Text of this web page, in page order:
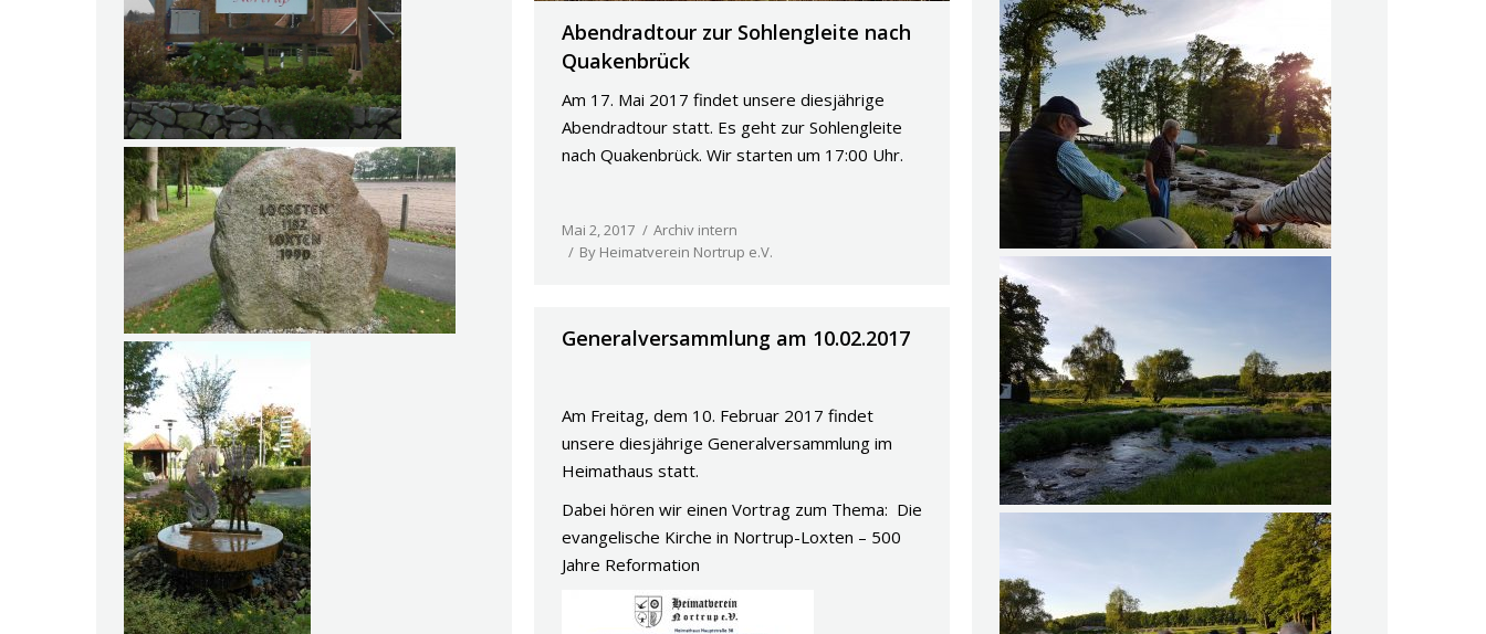
Abendradtour zur Sohlengleite nach
Quakenbrück
Am 17. Mai 2017 findet unsere diesjährige
Abendradtour statt. Es geht zur Sohlengleite
nach Quakenbrück. Wir starten um 17:00 Uhr.
Mai 2, 2017
Archiv intern
By Heimatverein Nortrup e.V.
Generalversammlung am 10.02.2017
Am Freitag, dem 10. Februar 2017 findet
unsere diesjährige Generalversammlung im
Heimathaus statt.
Dabei hören wir einen Vortrag zum Thema: Die
evangelische Kirche in Nortrup-Loxten – 500
Jahre Reformation